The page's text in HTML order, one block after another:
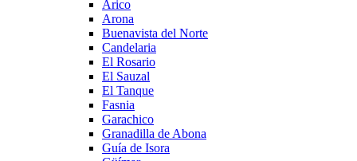
Arico
Arona
Buenavista del Norte
Candelaria
El Rosario
El Sauzal
El Tanque
Fasnia
Garachico
Granadilla de Abona
Guía de Isora